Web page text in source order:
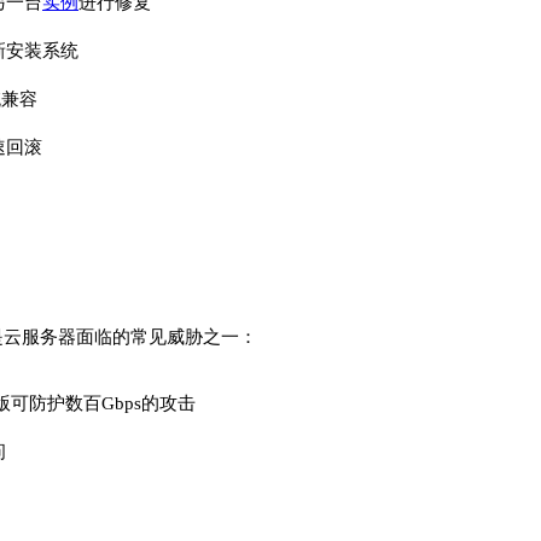
安装系统
容
回滚
服务器面临的常见威胁之一：
可防护数百Gbps的攻击